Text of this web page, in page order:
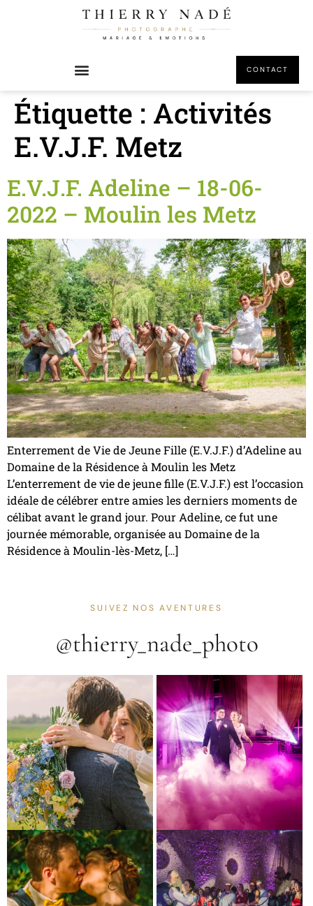
CONTACT
Étiquette : Activités
E.V.J.F. Metz
E.V.J.F. Adeline – 18-06-
2022 – Moulin les Metz
Enterrement de Vie de Jeune Fille (E.V.J.F.) d’Adeline au
Domaine de la Résidence à Moulin les Metz
L’enterrement de vie de jeune fille (E.V.J.F.) est l’occasion
idéale de célébrer entre amies les derniers moments de
célibat avant le grand jour. Pour Adeline, ce fut une
journée mémorable, organisée au Domaine de la
Résidence à Moulin-lès-Metz, […]
SUIVEZ NOS AVENTURES
@thierry_nade_photo